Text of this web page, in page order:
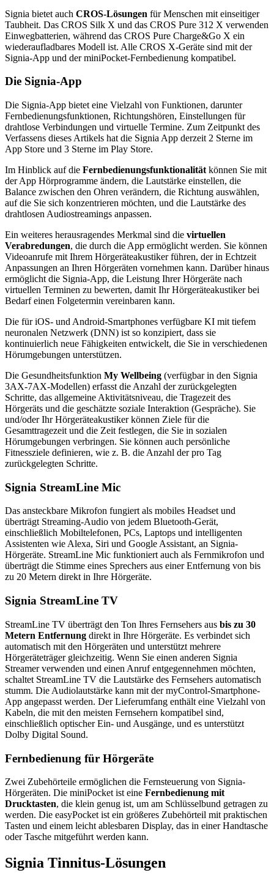
Signia bietet auch CROS-Lösungen für Menschen mit einseitiger
Taubheit. Das CROS Silk X und das CROS Pure 312 X verwenden
Einwegbatterien, während das CROS Pure Charge&Go X ein
wiederaufladbares Modell ist. Alle CROS X-Geräte sind mit der
Signia-App und der miniPocket-Fernbedienung kompatibel.
Die Signia-App
Die Signia-App bietet eine Vielzahl von Funktionen, darunter
Fernbedienungsfunktionen, Richtungshören, Einstellungen für
drahtlose Verbindungen und virtuelle Termine. Zum Zeitpunkt des
Verfassens dieses Artikels hat die Signia App derzeit 2 Sterne im
App Store und 3 Sterne im Play Store.
Im Hinblick auf die Fernbedienungsfunktionalität können Sie mit
der App Hörprogramme ändern, die Lautstärke einstellen, die
Balance zwischen den Ohren verändern, die Richtung auswählen,
auf die Sie sich konzentrieren möchten, und die Lautstärke des
drahtlosen Audiostreamings anpassen.
Ein weiteres herausragendes Merkmal sind die virtuellen
Verabredungen, die durch die App ermöglicht werden. Sie können
Videoanrufe mit Ihrem Hörgeräteakustiker führen, der in Echtzeit
Anpassungen an Ihren Hörgeräten vornehmen kann. Darüber hinaus
ermöglicht die Signia-App, die Leistung Ihrer Hörgeräte nach
virtuellen Terminen zu bewerten, damit Ihr Hörgeräteakustiker bei
Bedarf einen Folgetermin vereinbaren kann.
Die für iOS- und Android-Smartphones verfügbare KI mit tiefem
neuronalen Netzwerk (DNN) ist so konzipiert, dass sie
kontinuierlich neue Fähigkeiten entwickelt, die Sie in verschiedenen
Hörumgebungen unterstützen.
Die Gesundheitsfunktion My Wellbeing (verfügbar in den Signia
3AX-7AX-Modellen) erfasst die Anzahl der zurückgelegten
Schritte, das allgemeine Aktivitätsniveau, die Tragezeit des
Hörgeräts und die geschätzte soziale Interaktion (Gespräche). Sie
und/oder Ihr Hörgeräteakustiker können Ziele für die
Gesamttragezeit und die Zeit festlegen, die Sie in sozialen
Hörumgebungen verbringen. Sie können auch persönliche
Fitnessziele definieren, wie z. B. die Anzahl der pro Tag
zurückgelegten Schritte.
Signia StreamLine Mic
Das ansteckbare Mikrofon fungiert als mobiles Headset und
überträgt Streaming-Audio von jedem Bluetooth-Gerät,
einschließlich Mobiltelefonen, PCs, Laptops und intelligenten
Assistenten wie Alexa, Siri und Google Assistant, an Signia-
Hörgeräte. StreamLine Mic funktioniert auch als Fernmikrofon und
überträgt die Stimme eines Sprechers aus einer Entfernung von bis
zu 20 Metern direkt in Ihre Hörgeräte.
Signia StreamLine TV
StreamLine TV überträgt den Ton Ihres Fernsehers aus bis zu 30
Metern Entfernung direkt in Ihre Hörgeräte. Es verbindet sich
automatisch mit den Hörgeräten und unterstützt mehrere
Hörgeräteträger gleichzeitig. Wenn Sie einen anderen Signia
Streamer verwenden und einen Anruf entgegennehmen möchten,
schaltet StreamLine TV die Lautstärke des Fernsehers automatisch
stumm. Die Audiolautstärke kann mit der myControl-Smartphone-
App angepasst werden. Der Lieferumfang enthält eine Vielzahl von
Kabeln, die mit den meisten Fernsehern kompatibel sind,
einschließlich optischer Ein- und Ausgänge, und es unterstützt
Dolby Digital Sound.
Fernbedienung für Hörgeräte
Zwei Zubehörteile ermöglichen die Fernsteuerung von Signia-
Hörgeräten. Die miniPocket ist eine Fernbedienung mit
Drucktasten, die klein genug ist, um am Schlüsselbund getragen zu
werden. Die easyPocket ist ein größeres Zubehörteil mit praktischen
Tasten und einem leicht ablesbaren Display, das in einer Handtasche
oder Tasche mitgeführt werden kann.
Signia Tinnitus-Lösungen